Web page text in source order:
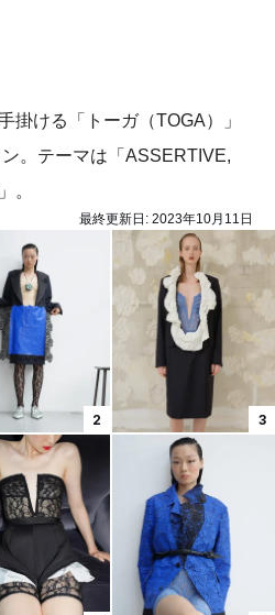
ける「トーガ（TOGA）」
。テーマは「ASSERTIVE,
。
最終更新日: 2023年10月11日
2 3